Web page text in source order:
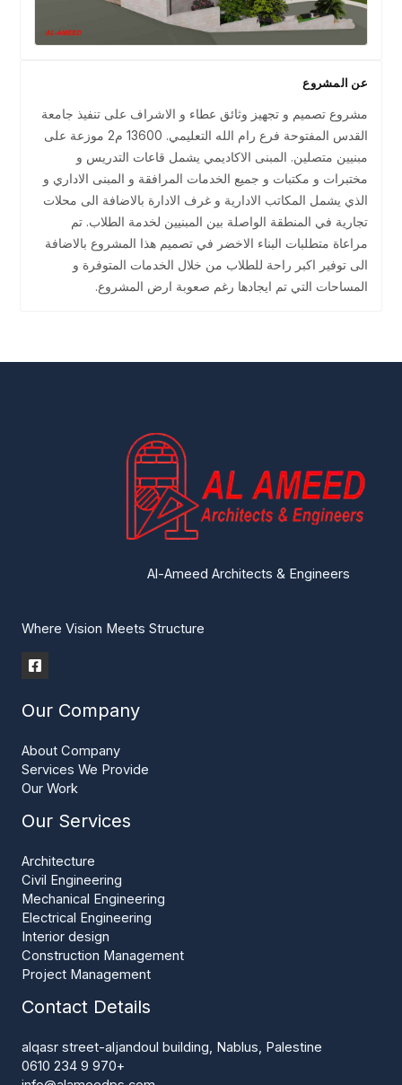
عن المشروع
مشروع تصميم و تجهيز وثائق عطاء و الاشراف على تنفيذ جامعة
القدس المفتوحة فرع رام الله التعليمي. 13600 م2 موزعة على
مبنيين متصلين. المبنى الاكاديمي يشمل قاعات التدريس و
مختبرات و مكتبات و جميع الخدمات المرافقة و المبنى الاداري و
الذي يشمل المكاتب الادارية و غرف الادارة بالاضافة الى محلات
تجارية في المنطقة الواصلة بين المبنيين لخدمة الطلاب. تم
مراعاة متطلبات البناء الاخضر في تصميم هذا المشروع بالاضافة
الى توفير اكبر راحة للطلاب من خلال الخدمات المتوفرة و
المساحات التي تم ايجادها رغم صعوبة ارض المشروع.
Al-Ameed Architects & Engineers
Where Vision Meets Structure
Our Company
About Company
Services We Provide
Our Work
Our Services
Architecture
Civil Engineering
Mechanical Engineering
Electrical Engineering
Interior design
Construction Management
Project Management
Contact Details
alqasr street-aljandoul building, Nablus, Palestine
+970 9 234 0610